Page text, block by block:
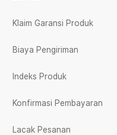
Klaim Garansi Produk
Biaya Pengiriman
Indeks Produk
Konfirmasi Pembayaran
Lacak Pesanan